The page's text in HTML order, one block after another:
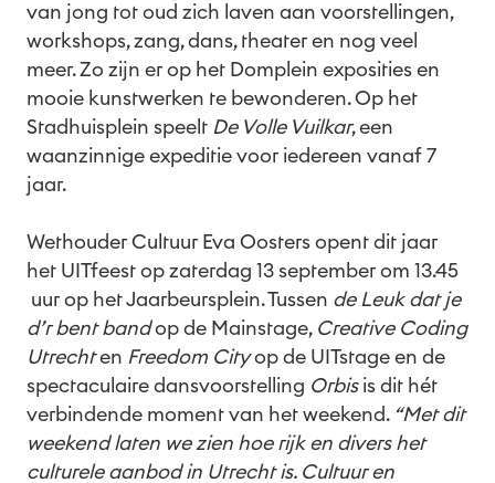
van jong tot oud zich laven aan voorstellingen,
workshops, zang, dans, theater en nog veel
meer. Zo zijn er op het Domplein exposities en
mooie kunstwerken te bewonderen. Op het
Stadhuisplein speelt De Volle Vuilkar, een
waanzinnige expeditie voor iedereen vanaf 7
jaar.
Wethouder Cultuur Eva Oosters opent dit jaar
het UITfeest op zaterdag 13 september om 13.45
uur op het Jaarbeursplein. Tussen de Leuk dat je
d’r bent bandop de Mainstage, Creative Coding
Utrechten Freedom Cityop de UITstage en de
spectaculaire dansvoorstelling Orbisis dit hét
verbindende moment van het weekend. “Met dit
weekend laten we zien hoe rijk en divers het
culturele aanbod in Utrecht is. Cultuur en